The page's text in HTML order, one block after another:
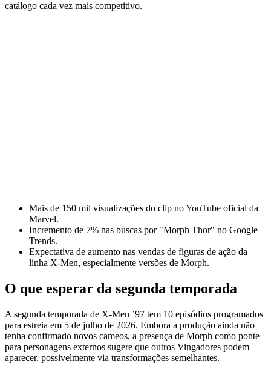
catálogo cada vez mais competitivo.
Mais de 150 mil visualizações do clip no YouTube oficial da
Marvel.
Incremento de 7% nas buscas por "Morph Thor" no Google
Trends.
Expectativa de aumento nas vendas de figuras de ação da
linha X-Men, especialmente versões de Morph.
O que esperar da segunda temporada
A segunda temporada de X-Men ’97 tem 10 episódios programados
para estreia em 5 de julho de 2026. Embora a produção ainda não
tenha confirmado novos cameos, a presença de Morph como ponte
para personagens externos sugere que outros Vingadores podem
aparecer, possivelmente via transformações semelhantes.